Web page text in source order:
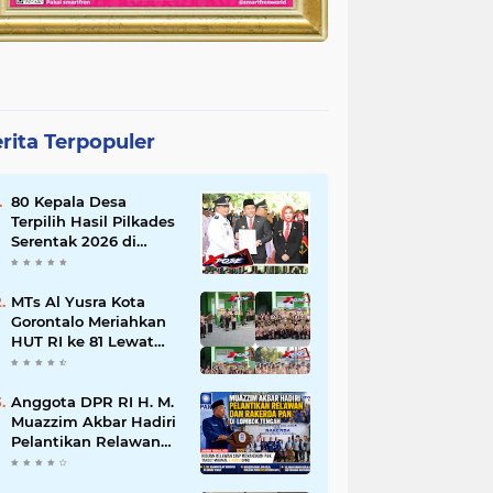
Terpopuler
80 Kepala Desa
Terpilih Hasil Pilkades
Serentak 2026 di
Lantik Bupati Sidoarjo
MTs Al Yusra Kota
Gorontalo Meriahkan
HUT RI ke 81 Lewat
Kegiatan PERMADANI
Anggota DPR RI H. M.
Muazzim Akbar Hadiri
Pelantikan Relawan
dan Rakerda PAN di